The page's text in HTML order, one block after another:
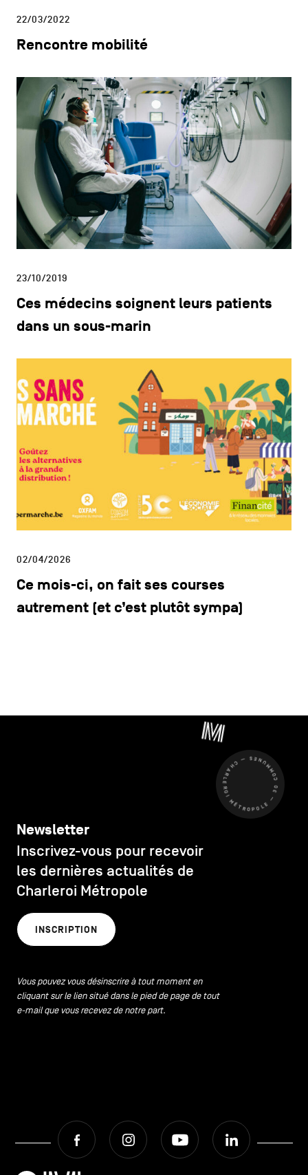
22/03/2022
Rencontre mobilité
23/10/2019
Ces médecins soignent leurs patients
dans un sous-marin
02/04/2026
Ce mois-ci, on fait ses courses
autrement (et c’est plutôt sympa)
CHARLEROI MÉTROPOLE — 30 COMMUNES —
Newsletter
Inscrivez-vous pour recevoir
les dernières actualités de
Charleroi Métropole
INSCRIPTION
Vous pouvez vous désinscrire à tout moment en
cliquant sur le lien situé dans le pied de page de tout
e-mail que vous recevez de notre part.
Facebook Instagram Youtube